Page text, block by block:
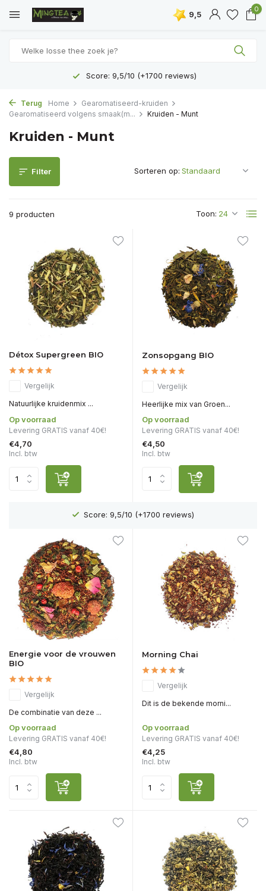
9,5
0
Gratis levering vanaf €40
Terug Home
Gearomatiseerd-kruiden
Gearomatiseerd volgens smaak(m...
Kruiden - Munt
Kruiden - Munt
Filter
9 producten Toon:
Sorteren op:
Détox Supergreen BIO
Vergelijk
Natuurlijke kruidenmix ...
Op voorraad
Levering GRATIS vanaf 40€!
€4,70
Incl. btw
Zonsopgang BIO
Vergelijk
Heerlijke mix van Groen...
Op voorraad
Levering GRATIS vanaf 40€!
€4,50
Incl. btw
Gratis levering vanaf €40
Energie voor de vrouwen
BIO
Vergelijk
De combinatie van deze ...
Op voorraad
Levering GRATIS vanaf 40€!
€4,80
Incl. btw
Morning Chai
Vergelijk
Dit is de bekende morni...
Op voorraad
Levering GRATIS vanaf 40€!
€4,25
Incl. btw